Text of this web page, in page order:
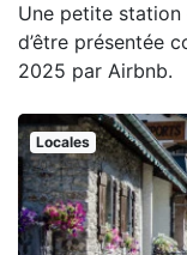
Une petite
d’être présentée
2025 par Airbnb.
Locales